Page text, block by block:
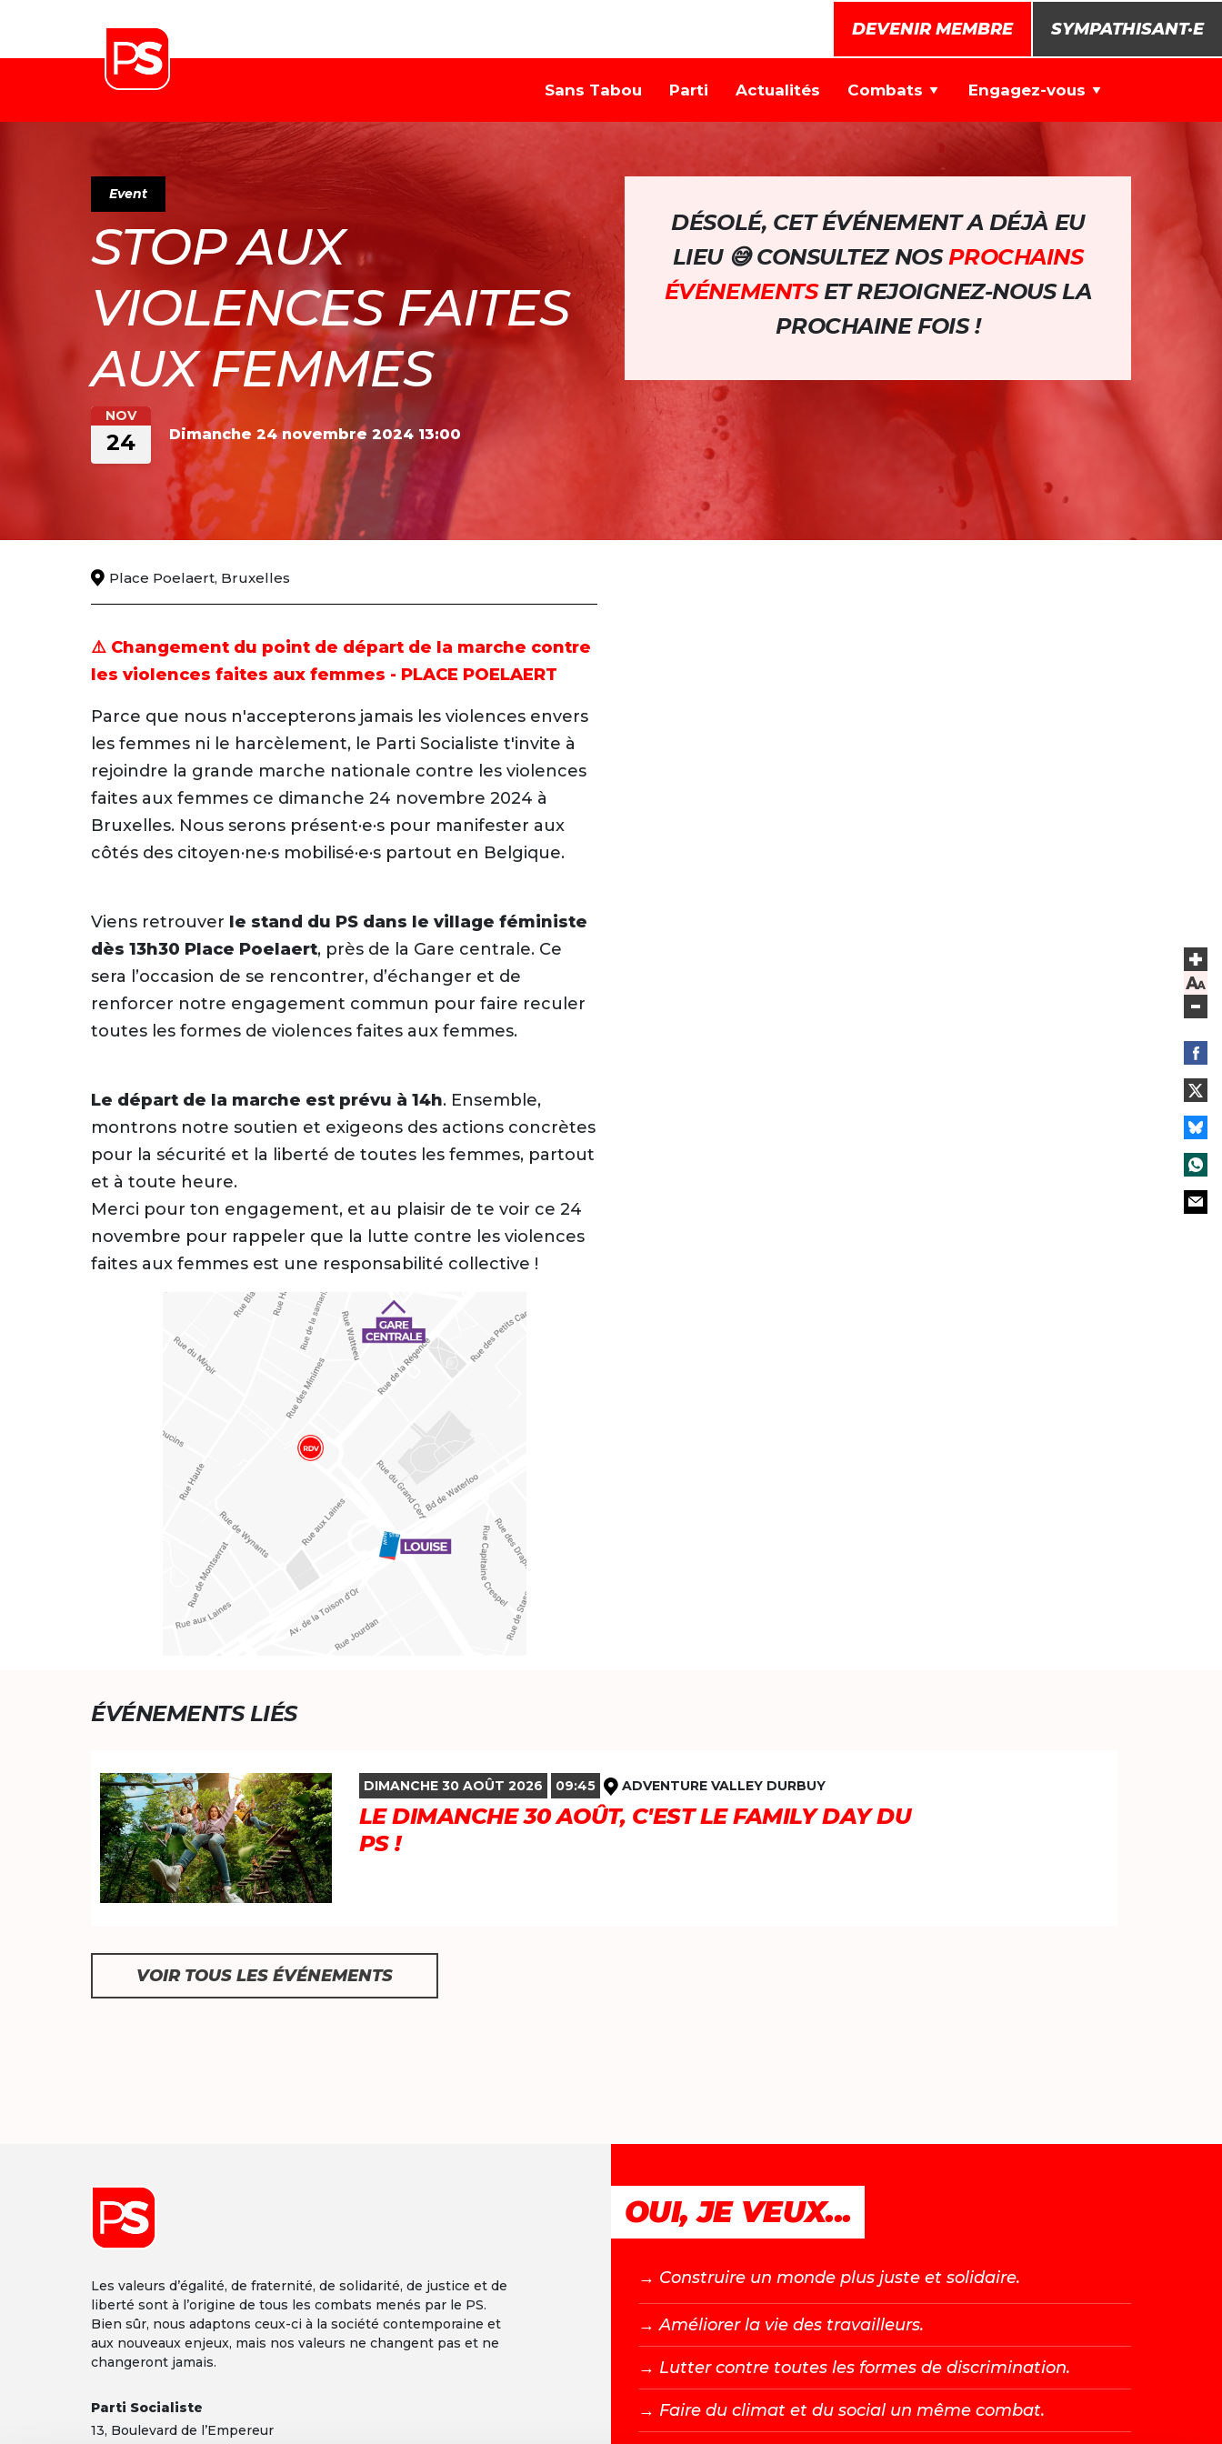
DEVENIR MEMBRE SYMPATHISANT·E
Sans Tabou Parti Actualités Combats Engagez-vous
Event
STOP AUX
VIOLENCES FAITES
AUX FEMMES
NOV
24 Dimanche 24 novembre 2024 13:00
Font size
Place Poelaert, Bruxelles
⚠️ Changement du point de départ de la marche contre
les violences faites aux femmes - PLACE POELAERT
Parce que nous n'accepterons jamais les violences envers
les femmes ni le harcèlement, le Parti Socialiste t'invite à
rejoindre la grande marche nationale contre les violences
faites aux femmes ce dimanche 24 novembre 2024 à
Bruxelles. Nous serons présent·e·s pour manifester aux
côtés des citoyen·ne·s mobilisé·e·s partout en Belgique.
Viens retrouver le stand du PS dans le village féministe
dès 13h30 Place Poelaert, près de la Gare centrale. Ce
sera l’occasion de se rencontrer, d’échanger et de
renforcer notre engagement commun pour faire reculer
toutes les formes de violences faites aux femmes.
Le départ de la marche est prévu à 14h. Ensemble,
montrons notre soutien et exigeons des actions concrètes
pour la sécurité et la liberté de toutes les femmes, partout
et à toute heure.
Merci pour ton engagement, et au plaisir de te voir ce 24
novembre pour rappeler que la lutte contre les violences
faites aux femmes est une responsabilité collective !
DÉSOLÉ, CET ÉVÉNEMENT A DÉJÀ EU
LIEU 😅 CONSULTEZ NOSPROCHAINS
ÉVÉNEMENTSET REJOIGNEZ-NOUS LA
PROCHAINE FOIS !
ÉVÉNEMENTS LIÉS
DIMANCHE 30 AOÛT 2026 09:45 ADVENTURE VALLEY DURBUY
LE DIMANCHE 30 AOÛT, C'EST LE FAMILY DAY DU
PS !
VOIR TOUS LES ÉVÉNEMENTS
Les valeurs d’égalité, de fraternité, de solidarité, de justice et de
liberté sont à l’origine de tous les combats menés par le PS.
Bien sûr, nous adaptons ceux-ci à la société contemporaine et
aux nouveaux enjeux, mais nos valeurs ne changent pas et ne
changeront jamais.
Parti Socialiste
13, Boulevard de l’Empereur
OUI, JE VEUX...
→ Construire un monde plus juste et solidaire.
→ Améliorer la vie des travailleurs.
→ Lutter contre toutes les formes de discrimination.
→ Faire du climat et du social un même combat.